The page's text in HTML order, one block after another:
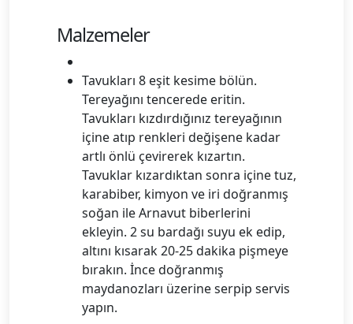
Malzemeler
Tavukları 8 eşit kesime bölün.
Tereyağını tencerede eritin.
Tavukları kızdırdığınız tereyağının
içine atıp renkleri değişene kadar
artlı önlü çevirerek kızartın.
Tavuklar kızardıktan sonra içine tuz,
karabiber, kimyon ve iri doğranmış
soğan ile Arnavut biberlerini
ekleyin. 2 su bardağı suyu ek edip,
altını kısarak 20-25 dakika pişmeye
bırakın. İnce doğranmış
maydanozları üzerine serpip servis
yapın.